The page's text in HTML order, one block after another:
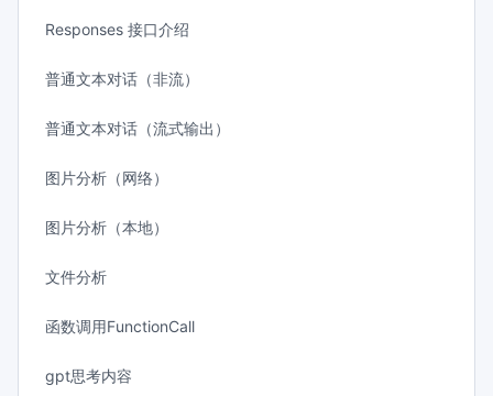
Responses 接口介绍
普通文本对话（非流）
普通文本对话（流式输出）
图片分析（网络）
图片分析（本地）
文件分析
函数调用FunctionCall
gpt思考内容